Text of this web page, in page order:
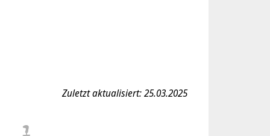
Zuletzt aktualisiert: 25.03.2025